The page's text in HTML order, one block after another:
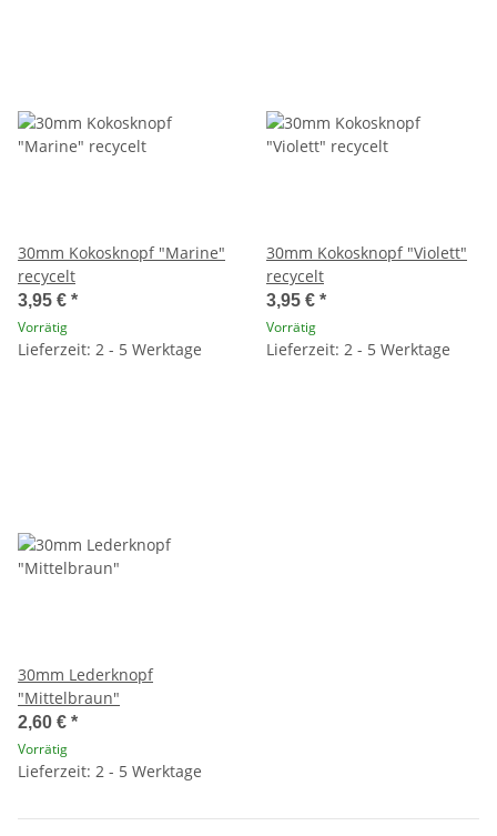
30mm Kokosknopf "Marine"
recycelt
3,95 € *
Vorrätig
Lieferzeit: 2 - 5 Werktage
30mm Kokosknopf "Violett"
recycelt
3,95 € *
Vorrätig
Lieferzeit: 2 - 5 Werktage
30mm Lederknopf
"Mittelbraun"
2,60 € *
Vorrätig
Lieferzeit: 2 - 5 Werktage